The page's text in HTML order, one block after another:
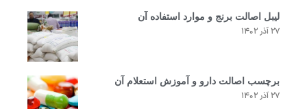
لیبل اصالت برنج و موارد استفاده آن
۲۷ آذر ۱۴۰۲
برچسب اصالت دارو و آموزش استعلام آن
۲۷ آذر ۱۴۰۲